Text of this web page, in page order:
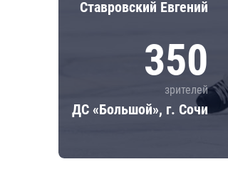
Ставровский Евгений
350
зрителей
ДС «Большой», г. Сочи